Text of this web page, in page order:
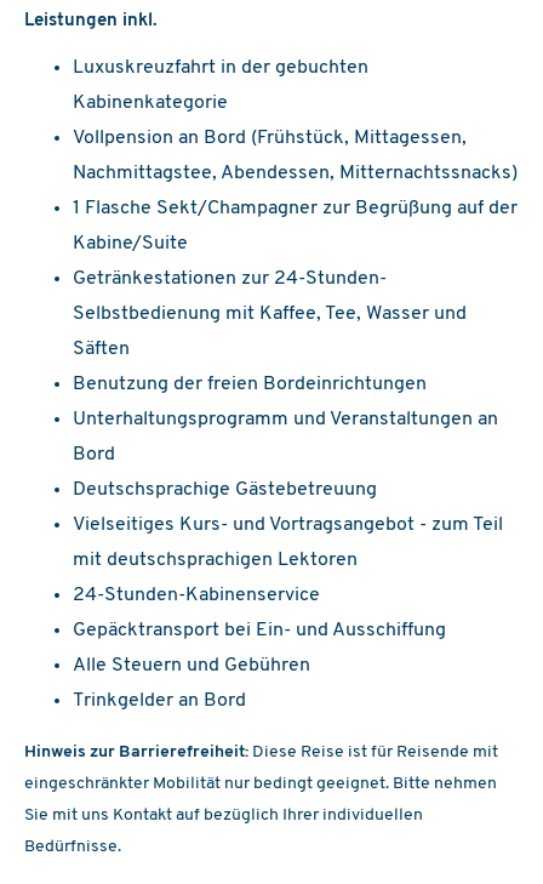
Leistungen inkl.
Luxuskreuzfahrt in der gebuchten
Kabinenkategorie
Vollpension an Bord (Frühstück, Mittagessen,
Nachmittagstee, Abendessen, Mitternachtssnacks)
1 Flasche Sekt/Champagner zur Begrüßung auf der
Kabine/Suite
Getränkestationen zur 24-Stunden-
Selbstbedienung mit Kaffee, Tee, Wasser und
Säften
Benutzung der freien Bordeinrichtungen
Unterhaltungsprogramm und Veranstaltungen an
Bord
Deutschsprachige Gästebetreuung
Vielseitiges Kurs- und Vortragsangebot - zum Teil
mit deutschsprachigen Lektoren
24-Stunden-Kabinenservice
Gepäcktransport bei Ein- und Ausschiffung
Alle Steuern und Gebühren
Trinkgelder an Bord
Hinweis zur Barrierefreiheit: Diese Reise ist für Reisende mit
eingeschränkter Mobilität nur bedingt geeignet. Bitte nehmen
Sie mit uns Kontakt auf bezüglich Ihrer individuellen
Bedürfnisse.